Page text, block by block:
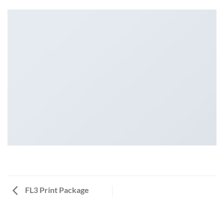
FL3 Print Package